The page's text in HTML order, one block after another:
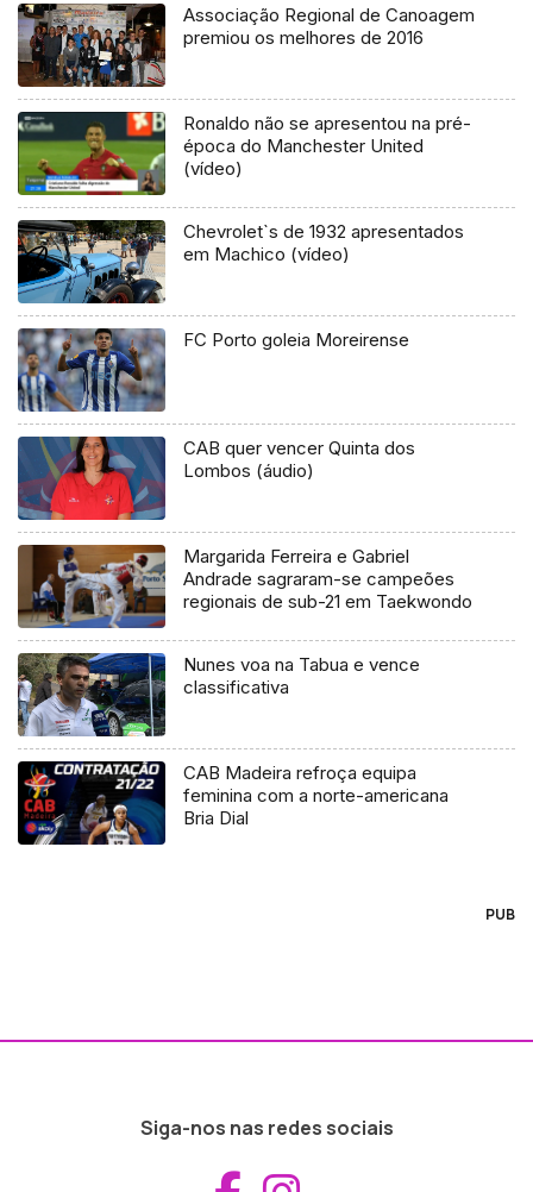
Associação Regional de Canoagem
premiou os melhores de 2016
Ronaldo não se apresentou na pré-
época do Manchester United
(vídeo)
Chevrolet`s de 1932 apresentados
em Machico (vídeo)
FC Porto goleia Moreirense
CAB quer vencer Quinta dos
Lombos (áudio)
Margarida Ferreira e Gabriel
Andrade sagraram-se campeões
regionais de sub-21 em Taekwondo
Nunes voa na Tabua e vence
classificativa
CAB Madeira refroça equipa
feminina com a norte-americana
Bria Dial
PUB
Siga-nos nas redes sociais